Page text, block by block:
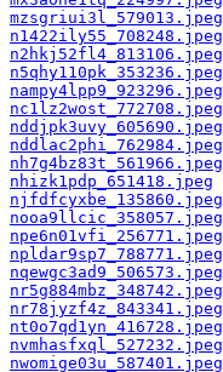
mzsgriui3l_579013.jpeg
n1422ily55_708248.jpeg
n2hkj52fl4_813106.jpeg
n5qhy110pk_353236.jpeg
nampy4lpp9_923296.jpeg
nc1lz2wost_772708.jpeg
nddjpk3uvy_605690.jpeg
nddlac2phi_762984.jpeg
nh7g4bz83t_561966.jpeg
nhizk1pdp_651418.jpeg
njfdfcyxbe_135860.jpeg
nooa9llcic_358057.jpeg
npe6n01vfi_256771.jpeg
npldar9sp7_788771.jpeg
nqewgc3ad9_506573.jpeg
nr5g884mbz_348742.jpeg
nr78jyzf4z_843341.jpeg
nt0o7qd1yn_416728.jpeg
nvmhasfxql_527232.jpeg
nwomige03u_587401.jpeg